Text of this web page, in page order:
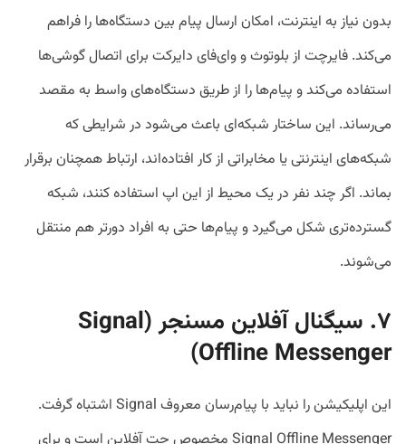
بدون نیاز به اینترنت، امکان ارسال پیام بین دستگاه‌ها را فراهم
می‌کند. فایرچت از بلوتوث و وای‌فای دایرکت برای اتصال گوشی‌ها
استفاده می‌کند و پیام‌ها را از طریق دستگاه‌های واسط به مقصد
می‌رساند. این ساختار شبکه‌ای باعث می‌شود در شرایطی که
شبکه‌های اینترنتی یا مخابراتی از کار افتاده‌اند، ارتباط همچنان برقرار
بماند. اگر چند نفر در یک محیط از این اپ استفاده کنند، شبکه
گسترده‌تری شکل می‌گیرد و پیام‌ها حتی به افراد دورتر هم منتقل
می‌شوند.
۷. سیگنال آفلاین مسنجر (Signal
Offline Messenger)
این اپلیکیشن را نباید با پیام‌رسان معروف Signal اشتباه گرفت.